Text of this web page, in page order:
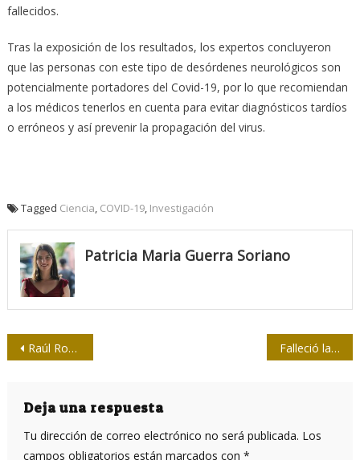
fallecidos.
Tras la exposición de los resultados, los expertos concluyeron
que las personas con este tipo de desórdenes neurológicos son
potencialmente portadores del Covid-19, por lo que recomiendan
a los médicos tenerlos en cuenta para evitar diagnósticos tardíos
o erróneos y así prevenir la propagación del virus.
Tagged Ciencia, COVID-19, Investigación
Patricia Maria Guerra Soriano
Navegación
entradas
Raúl Roa García en mi memoria Falleció la Doctora Estrella Fernández Montes de Oca, profesora de periodistas
Deja una respuesta
Tu dirección de correo electrónico no será publicada. Los
campos obligatorios están marcados con *